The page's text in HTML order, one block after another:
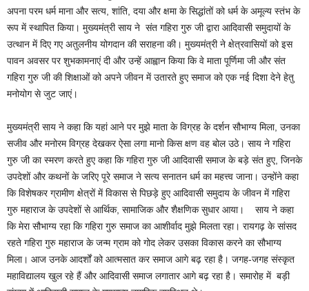
अपना परम धर्म माना और सत्य, शांति, दया और क्षमा के सिद्धांतों को धर्म के अमूल्य स्तंभ के
रूप में स्थापित किया। मुख्यमंत्री साय ने संत गहिरा गुरु जी द्वारा आदिवासी समुदायों के
उत्थान में दिए गए अतुलनीय योगदान की सराहना की। मुख्यमंत्री ने क्षेत्रवासियों को इस
पावन अवसर पर शुभकामनाएं दी और उन्हें आह्वान किया कि वे माता पूर्णिमा जी और संत
गहिरा गुरु जी की शिक्षाओं को अपने जीवन में उतारते हुए समाज को एक नई दिशा देने हेतु
मनोयोग से जुट जाएं।
मुख्यमंत्री साय ने कहा कि यहां आने पर मुझे माता के विग्रह के दर्शन सौभाग्य मिला, उनका
सजीव और मनोरम विग्रह देखकर ऐसा लगा मानो किस क्षण वह बोल उठे। साय ने गहिरा
गुरु जी का स्मरण करते हुए कहा कि गहिरा गुरु जी आदिवासी समाज के बड़े संत हुए, जिनके
उपदेशों और कथनों के जरिए पूरे समाज ने सत्य सनातन धर्म का महत्त्व जाना। उन्होंने कहा
कि विशेषकर ग्रामीण क्षेत्रों में विकास से पिछड़े हुए आदिवासी समुदाय के जीवन में गहिरा
गुरु महाराज के उपदेशों से आर्थिक, सामाजिक और शैक्षणिक सुधार आया। साय ने कहा
कि मेरा सौभाग्य रहा कि गहिरा गुरु समाज का आशीर्वाद मुझे मिलता रहा। रायगढ़ के सांसद
रहते गहिरा गुरु महाराज के जन्म ग्राम को गोद लेकर उसका विकास करने का सौभाग्य
मिला। आज उनके आदर्शों को आत्मसात कर समाज आगे बढ़ रहा है। जगह-जगह संस्कृत
महाविद्यालय खुल रहे हैं और आदिवासी समाज लगातार आगे बढ़ रहा है। समारोह में बड़ी